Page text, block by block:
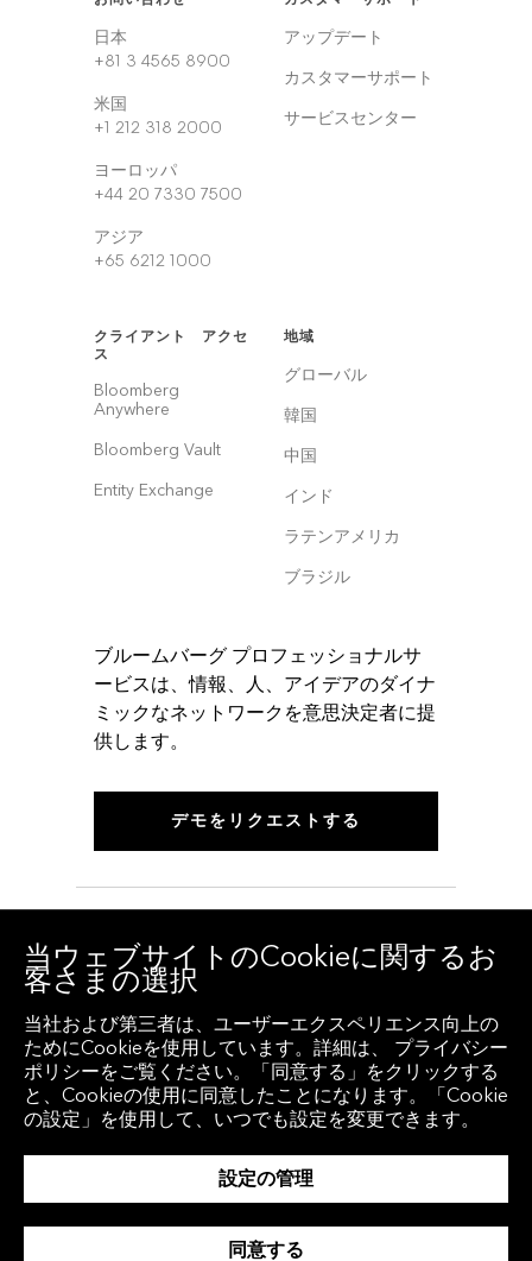
日本
+81 3 4565 8900
米国
+1 212 318 2000
ヨーロッパ
+44 20 7330 7500
アジア
+65 6212 1000
アップデート
カスタマーサポート
サービスセンター
クライアント アクセ
ス
Bloomberg
Anywhere
Bloomberg Vault
Entity Exchange
地域
グローバル
韓国
中国
インド
ラテンアメリカ
ブラジル
ブルームバーグ プロフェッショナルサ
ービスは、情報、人、アイデアのダイナ
ミックなネットワークを意思決定者に提
供します。
デモをリクエストする
© 2026 Bloomberg Finance L.P. 無断複写・複製・転
載を禁じます。
個人情報保護方針
サービス要綱
ブルームバーグ本社
プレスルーム
キャリア
当ウェブサイトのCookieに関するお
客さまの選択
当社および第三者は、ユーザーエクスペリエンス向上の
ためにCookieを使用しています。詳細は、 プライバシー
ポリシーをご覧ください。「同意する」をクリックする
と、Cookieの使用に同意したことになります。「Cookie
の設定」を使用して、いつでも設定を変更できます。
設定の管理
同意する